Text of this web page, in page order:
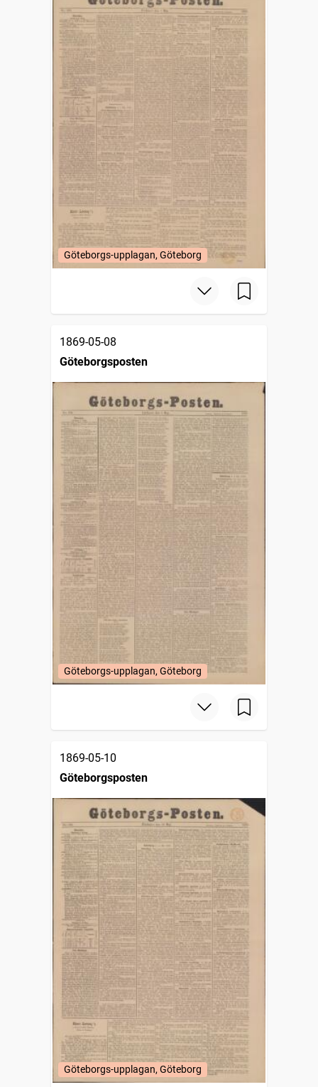
Göteborgs-upplagan, Göteborg
1869-05-08
Göteborgsposten
Göteborgs-upplagan, Göteborg
1869-05-10
Göteborgsposten
Göteborgs-upplagan, Göteborg